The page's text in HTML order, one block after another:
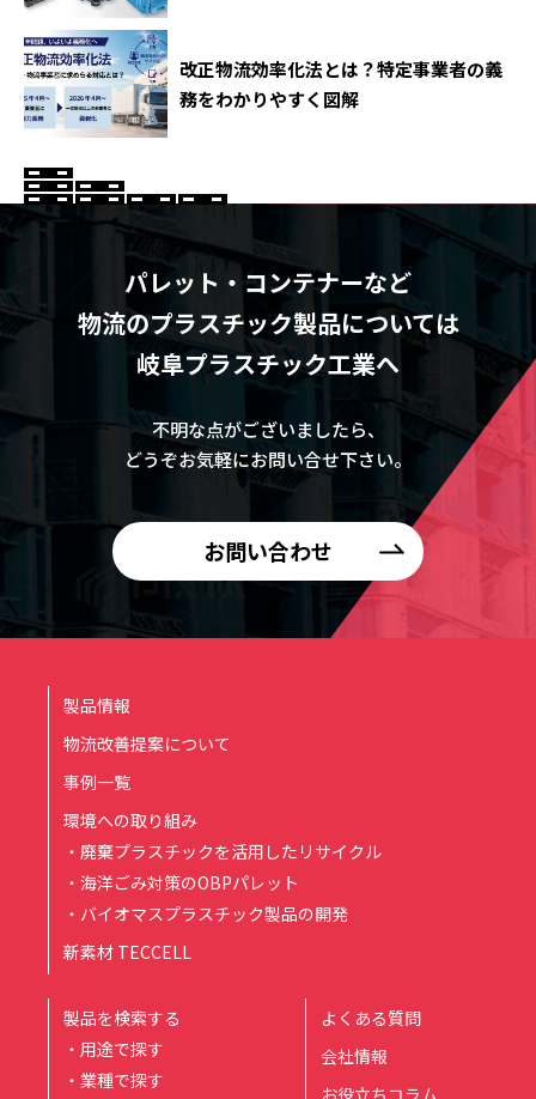
改正物流効率化法とは？特定事業者の義
務をわかりやすく図解
パレット・コンテナーなど
物流のプラスチック製品については
岐阜プラスチック工業へ
不明な点がございましたら、
どうぞお気軽にお問い合せ下さい。
お問い合わせ
製品情報
物流改善提案について
事例一覧
環境への取り組み
・廃棄プラスチックを活用したリサイクル
・海洋ごみ対策のOBPパレット
・バイオマスプラスチック製品の開発
新素材 TECCELL
製品を検索する
・用途で探す
・業種で探す
よくある質問
会社情報